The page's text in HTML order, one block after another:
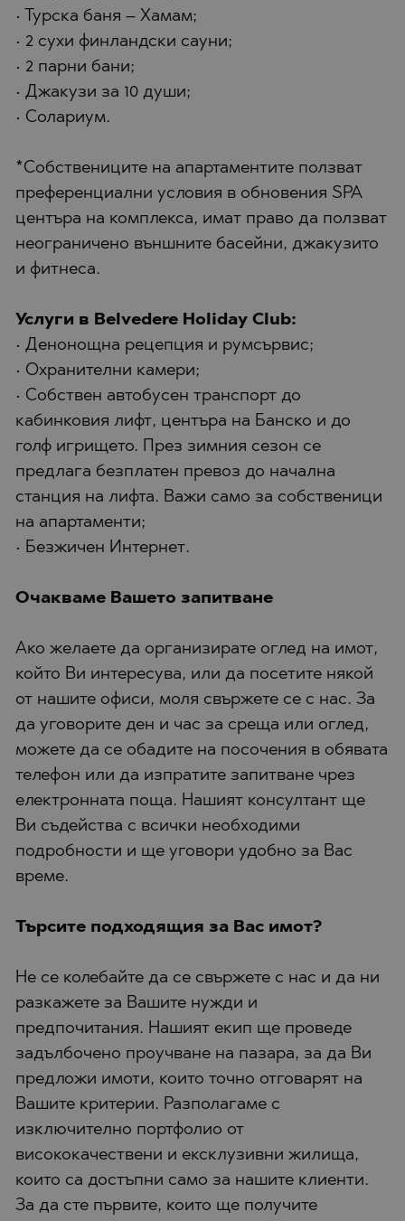
• Турска баня – Хамам;
• 2 сухи финландски сауни;
• 2 парни бани;
• Джакузи за 10 души;
• Солариум.
*Собствениците на апартаментите ползват
преференциални условия в обновения SPA
центъра на комплекса, имат право да ползват
неограничено външните басейни, джакузито
и фитнеса.
Услуги в Belvedere Holiday Club:
• Денонощна рецепция и румсървис;
• Охранителни камери;
• Собствен автобусен транспорт до
кабинковия лифт, центъра на Банско и до
голф игрището. През зимния сезон се
предлага безплатен превоз до начална
станция на лифта. Важи само за собственици
на апартаменти;
• Безжичен Интернет.
Очакваме Вашето запитване
Ако желаете да организирате оглед на имот,
който Ви интересува, или да посетите някой
от нашите офиси, моля свържете се с нас. За
да уговорите ден и час за среща или оглед,
можете да се обадите на посочения в обявата
телефон или да изпратите запитване чрез
електронната поща. Нашият консултант ще
Ви съдейства с всички необходими
подробности и ще уговори удобно за Вас
време.
Търсите подходящия за Вас имот?
Не се колебайте да се свържете с нас и да ни
разкажете за Вашите нужди и
предпочитания. Нашият екип ще проведе
задълбочено проучване на пазара, за да Ви
предложи имоти, които точно отговарят на
Вашите критерии. Разполагаме с
изключително портфолио от
висококачествени и ексклузивни жилища,
които са достъпни само за нашите клиенти.
За да сте първите, които ще получите